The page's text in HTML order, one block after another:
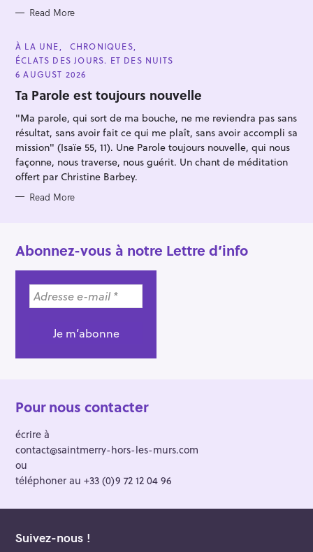
Read More
C
A
T
E
G
O
R
E
À LA UNE
CHRONIQUES
ÉCLATS DES JOURS. ET DES NUITS
6 AUGUST 2026
Ta Parole est toujours nouvelle
"Ma parole, qui sort de ma bouche, ne me reviendra pas sans
résultat, sans avoir fait ce qui me plaît, sans avoir accompli sa
mission" (Isaïe 55, 11). Une Parole toujours nouvelle, qui nous
façonne, nous traverse, nous guérit. Un chant de méditation
offert par Christine Barbey.
Read More
Abonnez-vous à notre Lettre d’info
Pour nous contacter
écrire à
contact@saintmerry-hors-les-murs.com
ou
téléphoner au +33 (0)9 72 12 04 96
Suivez-nous !